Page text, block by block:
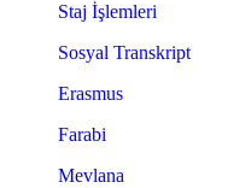
Staj İşlemleri
Sosyal Transkript
Erasmus
Farabi
Mevlana